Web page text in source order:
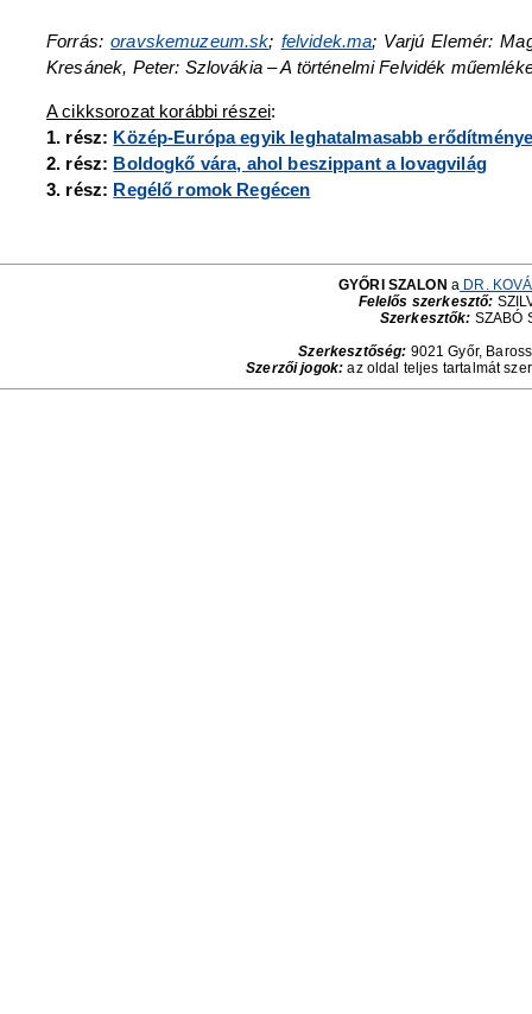
Forrás:oravskemuzeum.sk; felvidek.ma; Varjú Elemér:
Kresánek, Peter: Szlovákia – A történelmi Felvidék
A cikksorozat korábbi részei:
1. rész: Közép-Európa egyik leghatalmasabb
2. rész: Boldogkő vára, ahol beszippant a lovagvilág
3. rész: Regélő romok Regécen
GYŐRI SZALON a DR.
Felelős szerkesztő:
Szerkesztők: SZABÓ
Szerkesztőség: 9021 Győr,
Szerzői jogok: az oldal teljes tartalmát